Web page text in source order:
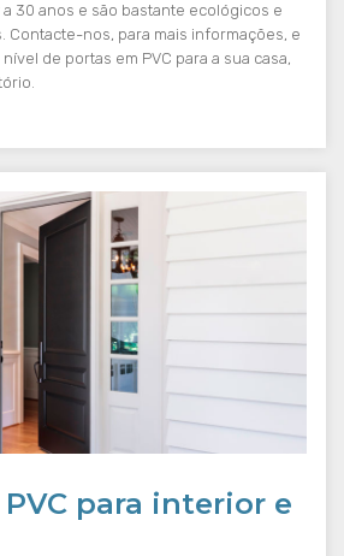
30 anos e são bastante ecológicos e
Contacte-nos, para mais informações, e
de portas em PVC para a sua casa,
para interior e